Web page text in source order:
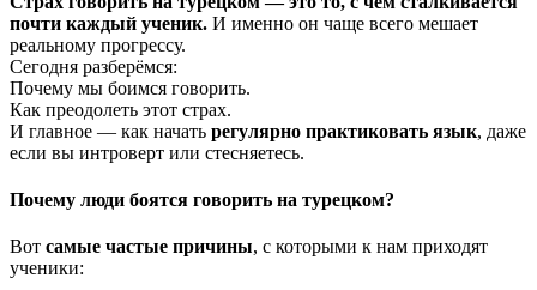
почти каждый ученик. И именно он чаще всего мешает
реальному прогрессу.
Сегодня разберёмся:
Почему мы боимся говорить.
Как преодолеть этот страх.
И главное — как начать регулярно практиковать язык, даже
если вы интроверт или стесняетесь.
Почему люди боятся говорить на турецком?
Вот самые частые причины, с которыми к нам приходят
ученики: